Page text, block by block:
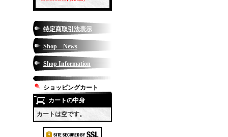
特定商取引法表示
Shop News
Shop Information
ショッピングカート
カートの中身
カートは空です。